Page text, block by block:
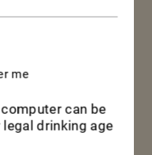
me
can be
drinking age